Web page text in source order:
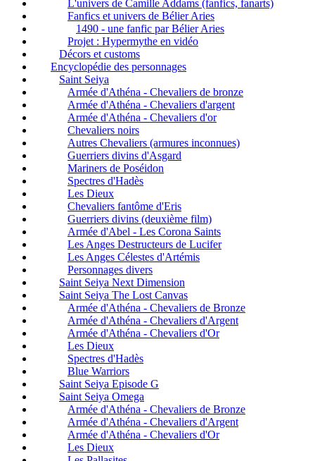
L'univers de Camille Addams (fanfics, fanarts)
Fanfics et univers de Bélier Aries
1490 - une fanfic par Bélier Aries
Projet : Hypermythe en vidéo
Décors et customs
Encyclopédie des personnages
Saint Seiya
Armée d'Athéna - Chevaliers de bronze
Armée d'Athéna - Chevaliers d'argent
Armée d'Athéna - Chevaliers d'or
Chevaliers noirs
Autres Chevaliers (armures inconnues)
Guerriers divins d'Asgard
Mariners de Poséidon
Spectres d'Hadès
Les Dieux
Chevaliers fantôme d'Eris
Guerriers divins (deuxième film)
Armée d'Abel - Les Corona Saints
Les Anges Destructeurs de Lucifer
Les Anges Célestes d'Artémis
Personnages divers
Saint Seiya Next Dimension
Saint Seiya The Lost Canvas
Armée d'Athéna - Chevaliers de Bronze
Armée d'Athéna - Chevaliers d'Argent
Armée d'Athéna - Chevaliers d'Or
Les Dieux
Spectres d'Hadès
Blue Warriors
Saint Seiya Episode G
Saint Seiya Omega
Armée d'Athéna - Chevaliers de Bronze
Armée d'Athéna - Chevaliers d'Argent
Armée d'Athéna - Chevaliers d'Or
Les Dieux